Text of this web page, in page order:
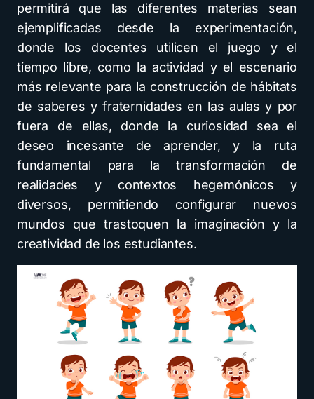
permitirá que las diferentes materias sean
ejemplificadas desde la experimentación,
donde los docentes utilicen el juego y el
tiempo libre, como la actividad y el escenario
más relevante para la construcción de hábitats
de saberes y fraternidades en las aulas y por
fuera de ellas, donde la curiosidad sea el
deseo incesante de aprender, y la ruta
fundamental para la transformación de
realidades y contextos hegemónicos y
diversos, permitiendo configurar nuevos
mundos que trastoquen la imaginación y la
creatividad de los estudiantes.